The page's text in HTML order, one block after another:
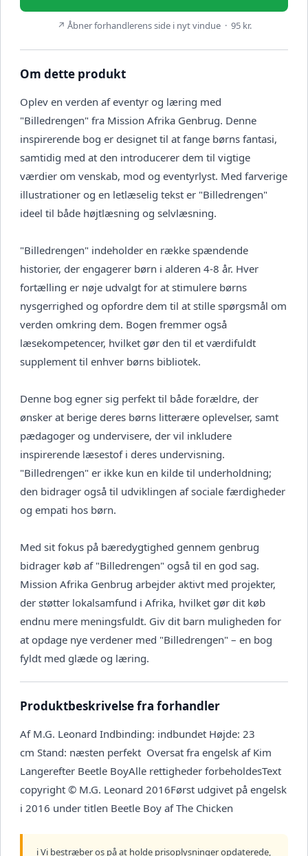
↗ Åbner forhandlerens side i nyt vindue · 95 kr.
Om dette produkt
Oplev en verden af eventyr og læring med
"Billedrengen" fra Mission Afrika Genbrug. Denne
inspirerende bog er designet til at fange børns fantasi,
samtidig med at den introducerer dem til vigtige
værdier om venskab, mod og eventyrlyst. Med farverige
illustrationer og en letlæselig tekst er "Billedrengen"
ideel til både højtlæsning og selvlæsning.
"Billedrengen" indeholder en række spændende
historier, der engagerer børn i alderen 4-8 år. Hver
fortælling er nøje udvalgt for at stimulere børns
nysgerrighed og opfordre dem til at stille spørgsmål om
verden omkring dem. Bogen fremmer også
læsekompetencer, hvilket gør den til et værdifuldt
supplement til enhver børns bibliotek.
Denne bog egner sig perfekt til både forældre, der
ønsker at berige deres børns litterære oplevelser, samt
pædagoger og undervisere, der vil inkludere
inspirerende læsestof i deres undervisning.
"Billedrengen" er ikke kun en kilde til underholdning;
den bidrager også til udviklingen af sociale færdigheder
og empati hos børn.
Med sit fokus på bæredygtighed gennem genbrug
bidrager køb af "Billedrengen" også til en god sag.
Mission Afrika Genbrug arbejder aktivt med projekter,
der støtter lokalsamfund i Afrika, hvilket gør dit køb
endnu mere meningsfuldt. Giv dit barn muligheden for
at opdage nye verdener med "Billedrengen" – en bog
fyldt med glæde og læring.
Produktbeskrivelse fra forhandler
Af M.G. Leonard Indbinding: indbundet Højde: 23
cm Stand: næsten perfekt Oversat fra engelsk af Kim
Langerefter Beetle BoyAlle rettigheder forbeholdesText
copyright © M.G. Leonard 2016Først udgivet på engelsk
i 2016 under titlen Beetle Boy af The Chicken
ℹ️ Vi bestræber os på at holde prisoplysninger opdaterede,